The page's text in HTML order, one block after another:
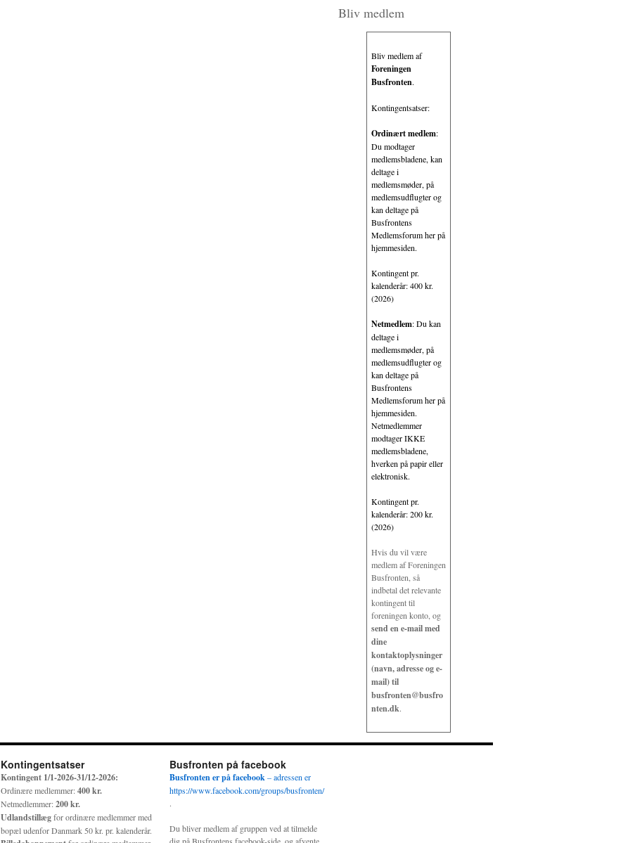
Bliv medlem
Bliv medlem af
Foreningen
Busfronten.
Kontingentsatser:
Ordinært medlem:
Du modtager
medlemsbladene, kan
deltage i
medlemsmøder, på
medlemsudflugter og
kan deltage på
Busfrontens
Medlemsforum her på
hjemmesiden.
Kontingent pr.
kalenderår: 400 kr.
(2026)
Netmedlem: Du kan
deltage i
medlemsmøder, på
medlemsudflugter og
kan deltage på
Busfrontens
Medlemsforum her på
hjemmesiden.
Netmedlemmer
modtager IKKE
medlemsbladene,
hverken på papir eller
elektronisk.
Kontingent pr.
kalenderår: 200 kr.
(2026)
Hvis du vil være
medlem af Foreningen
Busfronten, så
indbetal det relevante
kontingent til
foreningen konto, og
send en e-mail med
dine
kontaktoplysninger
(navn, adresse og e-
mail) til
busfronten@busfro
nten.dk.
Kontingentsatser
Kontingent 1/1-2026-31/12-2026:
Ordinære medlemmer:400 kr.
Netmedlemmer:200 kr.
Udlandstillægfor ordinære medlemmer med
bopæl udenfor Danmark 50 kr. pr. kalenderår.
Busfronten på facebook
Busfronten er på facebook– adressen er
https://www.facebook.com/groups/busfronten/
.
Du bliver medlem af gruppen ved at tilmelde